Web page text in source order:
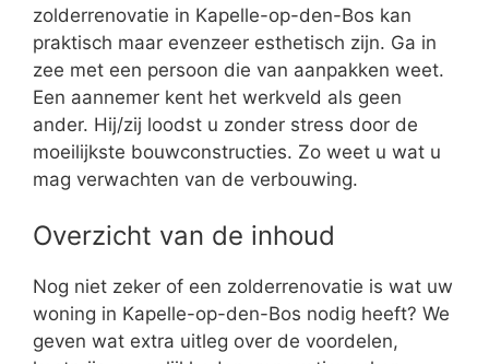
zolderrenovatie in Kapelle-op-den-Bos kan
praktisch maar evenzeer esthetisch zijn. Ga in
zee met een persoon die van aanpakken weet.
Een aannemer kent het werkveld als geen
ander. Hij/zij loodst u zonder stress door de
moeilijkste bouwconstructies. Zo weet u wat u
mag verwachten van de verbouwing.
Overzicht van de inhoud
Nog niet zeker of een zolderrenovatie is wat uw
woning in Kapelle-op-den-Bos nodig heeft? We
geven wat extra uitleg over de voordelen,